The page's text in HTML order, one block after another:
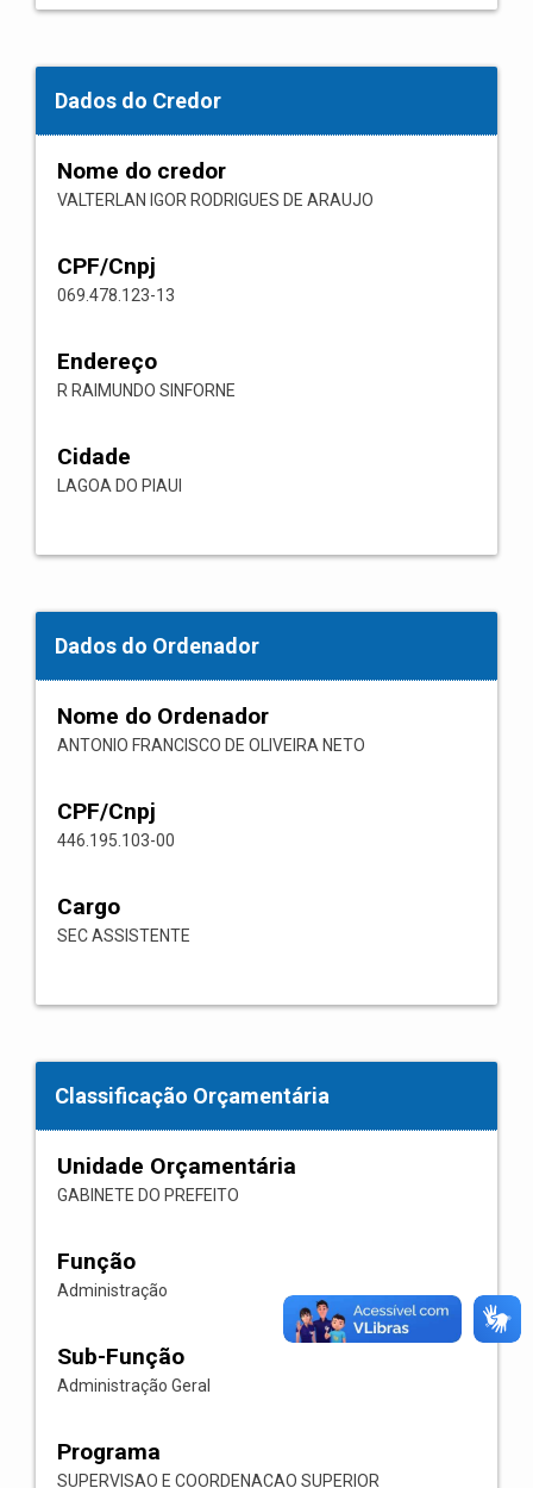
Dados do Credor
Nome do credor
VALTERLAN IGOR RODRIGUES DE ARAUJO
CPF/Cnpj
069.478.123-13
Endereço
R RAIMUNDO SINFORNE
Cidade
LAGOA DO PIAUI
Dados do Ordenador
Nome do Ordenador
ANTONIO FRANCISCO DE OLIVEIRA NETO
CPF/Cnpj
446.195.103-00
Cargo
SEC ASSISTENTE
Classificação Orçamentária
Unidade Orçamentária
GABINETE DO PREFEITO
Função
Administração
Sub-Função
Administração Geral
Programa
SUPERVISAO E COORDENACAO SUPERIOR